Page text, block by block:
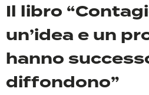
Il libro
un’idea e un
hanno
diffondono”